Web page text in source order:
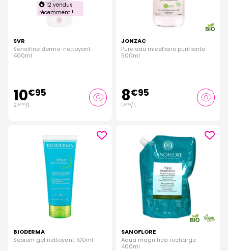
12 vendus
récemment !
SVR
Sensifine dermo-nettoyant
400ml
10€95
27€38/l.
JONZAC
Pure eau micellaire purifiante
500ml
8€95
17€90/l.
BIODERMA
Sébium gel nettoyant 100ml
SANOFLORE
Aqua magnifica recharge
400ml